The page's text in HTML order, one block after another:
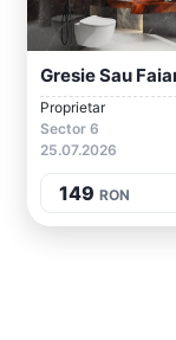
Proprietar
Sector 6
25.07.2026
149 RON